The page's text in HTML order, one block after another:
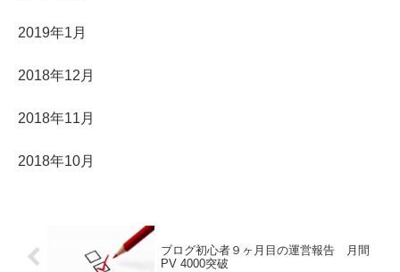
2019年1月
2018年12月
2018年11月
2018年10月
ブログ初心者９ヶ月目の運営報告 月間
PV 4000突破